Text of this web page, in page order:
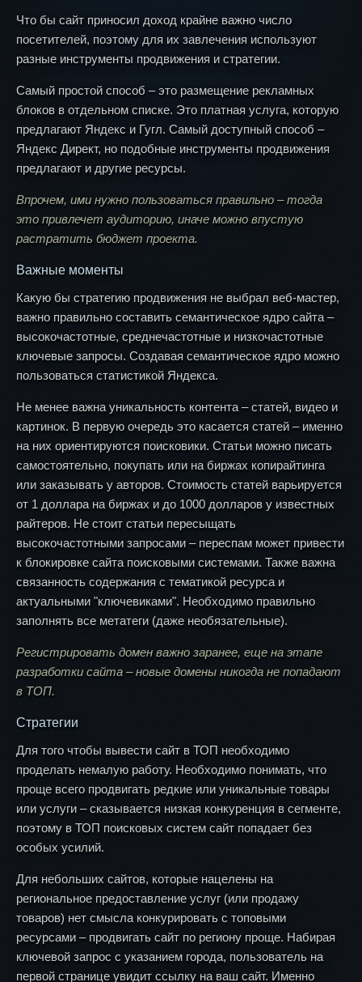
Что бы сайт приносил доход крайне важно число
посетителей, поэтому для их завлечения используют
разные инструменты продвижения и стратегии.
Самый простой способ – это размещение рекламных
блоков в отдельном списке. Это платная услуга, которую
предлагают Яндекс и Гугл. Самый доступный способ –
Яндекс Директ, но подобные инструменты продвижения
предлагают и другие ресурсы.
Впрочем, ими нужно пользоваться правильно – тогда
это привлечет аудиторию, иначе можно впустую
растратить бюджет проекта.
Важные моменты
Какую бы стратегию продвижения не выбрал веб-мастер,
важно правильно составить семантическое ядро сайта –
высокочастотные, среднечастотные и низкочастотные
ключевые запросы. Создавая семантическое ядро можно
пользоваться статистикой Яндекса.
Не менее важна уникальность контента – статей, видео и
картинок. В первую очередь это касается статей – именно
на них ориентируются поисковики. Статьи можно писать
самостоятельно, покупать или на биржах копирайтинга
или заказывать у авторов. Стоимость статей варьируется
от 1 доллара на биржах и до 1000 долларов у известных
райтеров. Не стоит статьи пересыщать
высокочастотными запросами – переспам может привести
к блокировке сайта поисковыми системами. Также важна
связанность содержания с тематикой ресурса и
актуальными "ключевиками". Необходимо правильно
заполнять все метатеги (даже необязательные).
Регистрировать домен важно заранее, еще на этапе
разработки сайта – новые домены никогда не попадают
в ТОП.
Стратегии
Для того чтобы вывести сайт в ТОП необходимо
проделать немалую работу. Необходимо понимать, что
проще всего продвигать редкие или уникальные товары
или услуги – сказывается низкая конкуренция в сегменте,
поэтому в ТОП поисковых систем сайт попадает без
особых усилий.
Для небольших сайтов, которые нацелены на
региональное предоставление услуг (или продажу
товаров) нет смысла конкурировать с топовыми
ресурсами – продвигать сайт по региону проще. Набирая
ключевой запрос с указанием города, пользователь на
первой странице увидит ссылку на ваш сайт. Именно